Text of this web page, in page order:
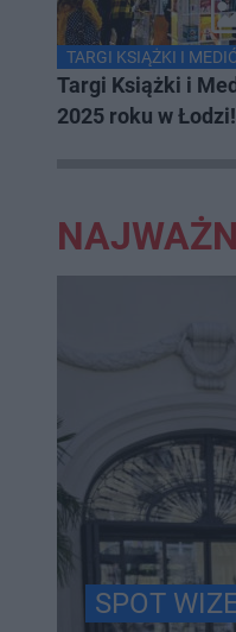
TARGI KSIĄŻKI I
Targi Książki i
2025 roku w Łodzi!
SPOT